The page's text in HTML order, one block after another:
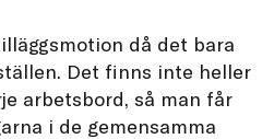
då det bara
Det finns inte heller
arbetsbord, så man får
i de gemensamma